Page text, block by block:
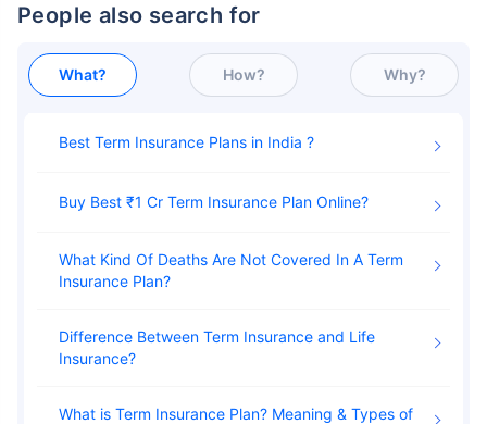
People also search for
What? How? Why?
Best Term Insurance Plans in India
Buy Best ₹1 Cr Term Insurance Plan Online
What Kind Of Deaths Are Not Covered In A Term
Insurance Plan
Difference Between Term Insurance and Life
Insurance
What is Term Insurance Plan? Meaning & Types of